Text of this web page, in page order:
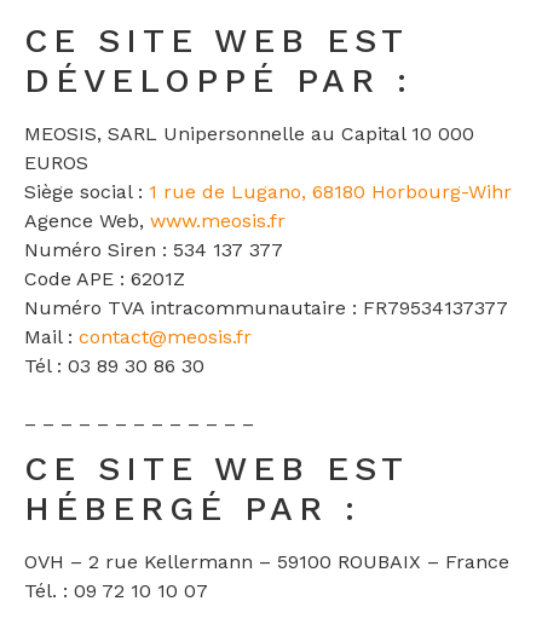
CE SITE WEB EST
DÉVELOPPÉ PAR :
MEOSIS, SARL Unipersonnelle au Capital 10 000
EUROS
Siège social : 1 rue de Lugano, 68180 Horbourg-Wihr
Agence Web, www.meosis.fr
Numéro Siren : 534 137 377
Code APE : 6201Z
Numéro TVA intracommunautaire : FR79534137377
Mail : contact@meosis.fr
Tél : 03 89 30 86 30
– – – – – – – – – – – – –
CE SITE WEB EST
HÉBERGÉ PAR :
OVH – 2 rue Kellermann – 59100 ROUBAIX – France
Tél. : 09 72 10 10 07